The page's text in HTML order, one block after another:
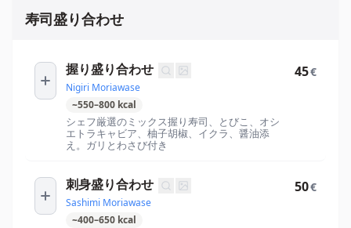
寿司盛り合わせ
握り盛り合わせ
Nigiri Moriawase
~550–800 kcal
シェフ厳選のミックス握り寿司、とびこ、オシ
エトラキャビア、柚子胡椒、イクラ、醤油添
え。ガリとわさび付き
45€
刺身盛り合わせ
Sashimi Moriawase
~400–650 kcal
50€